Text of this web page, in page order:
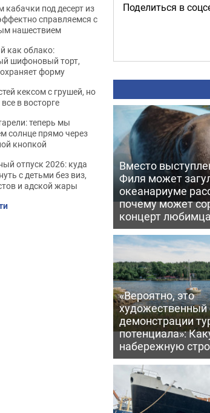
Поделиться в
Вместо
Филя может
океанариуме
почему может
концерт
«Вероятно, это
художественный
демонстрации
потенциала»:
набережную
кабачки под десерт из
справляемся с
нашествием
как облако:
шифоновый торт,
форму
кексом с грушей, но
в восторге
теперь мы
солнце прямо через
кнопкой
отпуск 2026: куда
с детьми без виз,
и адской жары